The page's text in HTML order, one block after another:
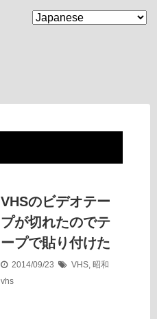
MENU
VHSのビデオテー
プが切れたのでテ
ープで貼り付けた
2014/09/23 VHS, 昭和
vhs